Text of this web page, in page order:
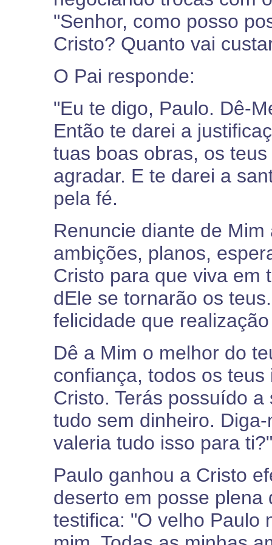
"Senhor, como posso
Cristo? Quanto vai
O Pai responde:
"Eu te digo, Paulo. Dê-
Então te darei a
tuas boas obras, os
agradar. E te darei a
pela fé.
Renuncie diante de
ambições, planos,
Cristo para que viva em
dEle se tornarão os
felicidade que
Dê a Mim o melhor do
confiança, todos os
Cristo. Terás possuído
tudo sem dinheiro.
valeria tudo isso para ti?"
Paulo ganhou a Cristo
deserto em posse plena
testifica: "O velho Paulo